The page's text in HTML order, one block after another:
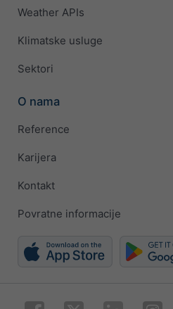
Weather APIs
Klimatske usluge
Sektori
O nama
Reference
Karijera
Kontakt
Povratne informacije